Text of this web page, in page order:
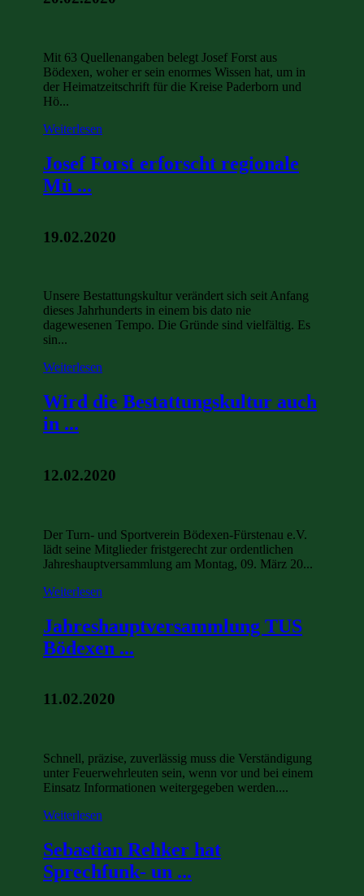
Mit 63 Quellenangaben belegt Josef Forst aus
Bödexen, woher er sein enormes Wissen hat, um in
der Heimatzeitschrift für die Kreise Paderborn und
Hö...
Weiterlesen
Josef Forst erforscht regionale
Mü ...
19.02.2020
Unsere Bestattungskultur verändert sich seit Anfang
dieses Jahrhunderts in einem bis dato nie
dagewesenen Tempo. Die Gründe sind vielfältig. Es
sin...
Weiterlesen
Wird die Bestattungskultur auch
in ...
12.02.2020
Der Turn- und Sportverein Bödexen-Fürstenau e.V.
lädt seine Mitglieder fristgerecht zur ordentlichen
Jahreshauptversammlung am Montag, 09. März 20...
Weiterlesen
Jahreshauptversammlung TUS
Bödexen ...
11.02.2020
Schnell, präzise, zuverlässig muss die Verständigung
unter Feuerwehrleuten sein, wenn vor und bei einem
Einsatz Informationen weitergegeben werden....
Weiterlesen
Sebastian Rehker hat
Sprechfunk- un ...